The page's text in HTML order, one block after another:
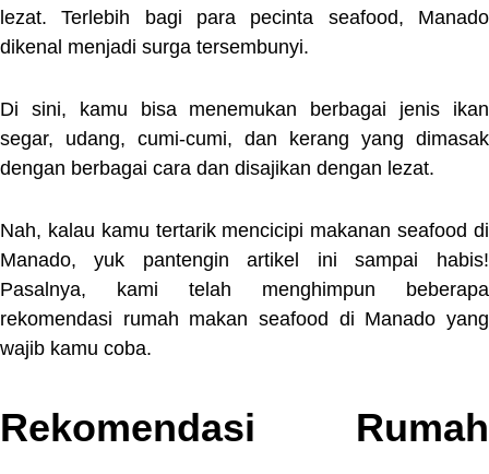
lezat. Terlebih bagi para pecinta seafood, Manado
dikenal menjadi surga tersembunyi.
Di sini, kamu bisa menemukan berbagai jenis ikan
segar, udang, cumi-cumi, dan kerang yang dimasak
dengan berbagai cara dan disajikan dengan lezat.
Nah, kalau kamu tertarik mencicipi makanan seafood di
Manado, yuk pantengin artikel ini sampai habis!
Pasalnya, kami telah menghimpun beberapa
rekomendasi rumah makan seafood di Manado yang
wajib kamu coba.
Rekomendasi Rumah